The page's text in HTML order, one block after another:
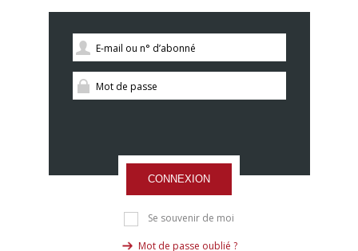
CONNEXION
Se souvenir de moi
Mot de passe oublié ?